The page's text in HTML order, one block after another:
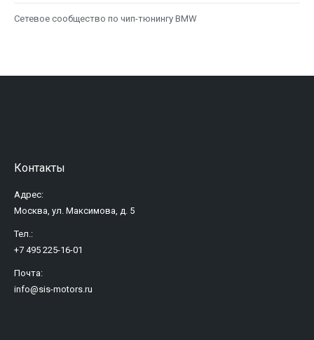
Сетевое сообщество по чип-тюнингу BMW
Контакты
Адрес:
Москва, ул. Максимова, д. 5
Тел.:
+7 495 225-16-01
Почта:
info@sis-motors.ru